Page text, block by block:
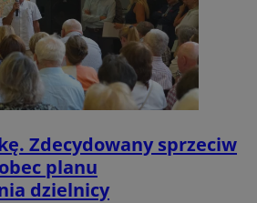
Zdecydowany sprzeciw
planu
dzielnicy